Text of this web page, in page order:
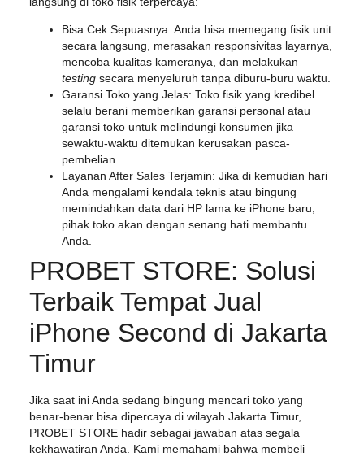
Bisa Cek Sepuasnya: Anda bisa memegang fisik unit
secara langsung, merasakan responsivitas layarnya,
mencoba kualitas kameranya, dan melakukan
testingsecara menyeluruh tanpa diburu-buru waktu.
Garansi Toko yang Jelas: Toko fisik yang kredibel
selalu berani memberikan garansi personal atau
garansi toko untuk melindungi konsumen jika
sewaktu-waktu ditemukan kerusakan pasca-
pembelian.
Layanan After Sales Terjamin: Jika di kemudian hari
Anda mengalami kendala teknis atau bingung
memindahkan data dari HP lama ke iPhone baru,
pihak toko akan dengan senang hati membantu
Anda.
PROBET STORE: Solusi
Terbaik Tempat Jual
iPhone Second di Jakarta
Timur
Jika saat ini Anda sedang bingung mencari toko yang
benar-benar bisa dipercaya di wilayah Jakarta Timur,
PROBET STOREhadir sebagai jawaban atas segala
kekhawatiran Anda. Kami memahami bahwa membeli